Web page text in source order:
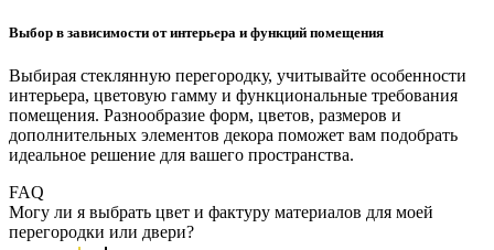
Выбор в зависимости от интерьера и функций помещения
Выбирая стеклянную перегородку, учитывайте особенности
интерьера, цветовую гамму и функциональные требования
помещения. Разнообразие форм, цветов, размеров и
дополнительных элементов декора поможет вам подобрать
идеальное решение для вашего пространства.
FAQ
Могу ли я выбрать цвет и фактуру материалов для моей
перегородки или двери?